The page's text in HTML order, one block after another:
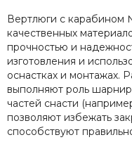
Вертлюги с карабином
качественных
прочностью и
изготовления и
оснастках и монтажах.
выполняют роль
частей снасти
позволяют избежать
способствуют